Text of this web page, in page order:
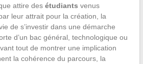
attire des étudiants venus
leur attrait pour la création, la
de s’investir dans une démarche
d’un bac général, technologique ou
tout de montrer une implication
la cohérence du parcours, la